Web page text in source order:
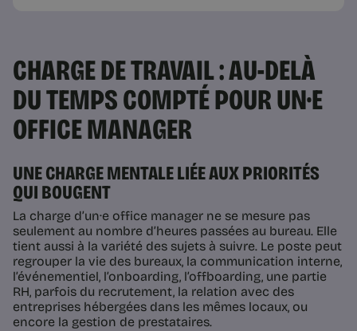
CHARGE DE TRAVAIL : AU-DELÀ
DU TEMPS COMPTÉ POUR UN·E
OFFICE MANAGER
UNE CHARGE MENTALE LIÉE AUX PRIORITÉS
QUI BOUGENT
La charge d’un·e office manager ne se mesure pas
seulement au nombre d’heures passées au bureau. Elle
tient aussi à la variété des sujets à suivre. Le poste peut
regrouper la vie des bureaux, la communication interne,
l’événementiel, l’onboarding, l’offboarding, une partie
RH, parfois du recrutement, la relation avec des
entreprises hébergées dans les mêmes locaux, ou
encore la gestion de prestataires.